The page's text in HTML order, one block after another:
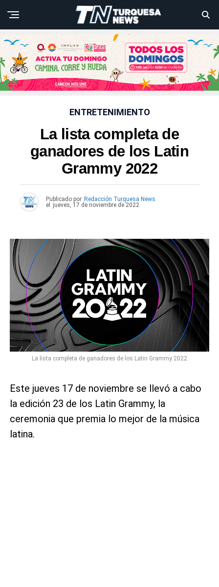
ENTRETENIMIENTO
La lista completa de
ganadores de los Latin
Grammy 2022
Publicado por Redacción Turquesa News
el
jueves, 17 de noviembre de 2022
La lista completa de ganadores de los Latin Grammy 2022
Este jueves 17 de noviembre se llevó a cabo
la edición 23 de los Latin Grammy, la
ceremonia que premia lo mejor de la música
latina.